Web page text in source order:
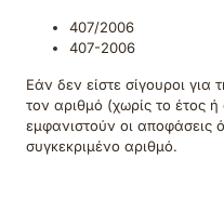
407/2006
407-2006
Εάν δεν είστε σίγουροι
τον αριθμό (χωρίς το έτος
εμφανιστούν οι αποφάσεις
συγκεκριμένο αριθμό.